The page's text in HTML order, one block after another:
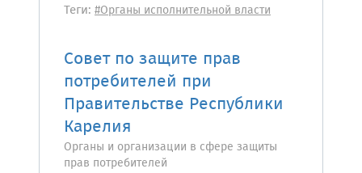
Теги: #Органы исполнительной власти
Совет по защите прав
потребителей при
Правительстве Республики
Карелия
Органы и организации в сфере защиты
прав потребителей